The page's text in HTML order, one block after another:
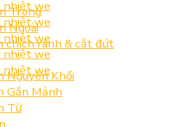
Trong
Ngoài
chích rãnh & cắt đứt
Nguyên Khối
Gắn Mảnh
Từ